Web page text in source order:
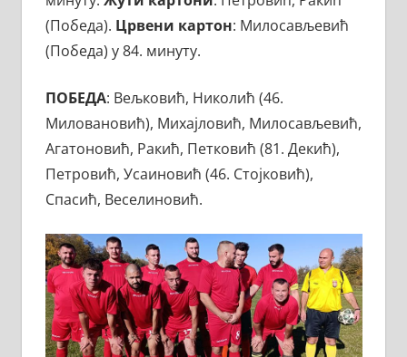
(Победа). Црвени картон: Милосављевић
(Победа) у 84. минуту.
ПОБЕДА: Вељковић, Николић (46.
Миловановић), Михајловић, Милосављевић,
Агатоновић, Ракић, Петковић (81. Декић),
Петровић, Усаиновић (46. Стојковић),
Спасић, Веселиновић.